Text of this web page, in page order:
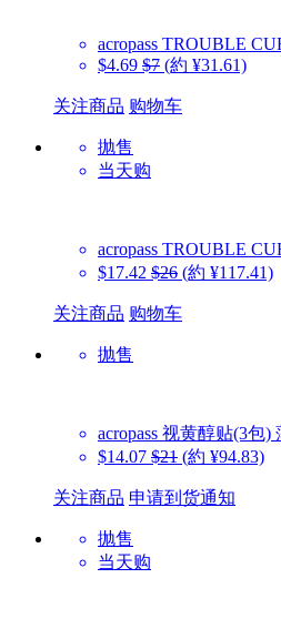
acropass TROUBLE
$4.69 $7 (約 ¥31.61)
关注商品 购物车
抛售
当天购
acropass TROUBLE
$17.42 $26 (約 ¥117.41)
关注商品 购物车
抛售
acropass 视黄醇贴(3包)
$14.07 $21 (約 ¥94.83)
关注商品 申请到货通知
抛售
当天购